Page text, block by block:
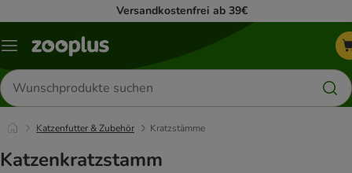
Versandkostenfrei ab 39€
Menü
Produkte
suchen
Katzenfutter & Zubehör Kratzstämme
Katzenkratzstamm